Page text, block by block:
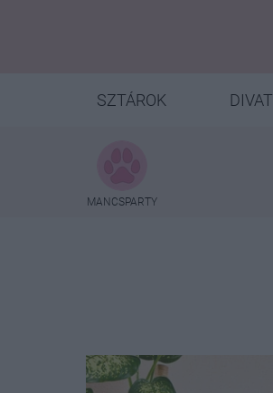
SZTÁROK DIVAT
MANCSPARTY